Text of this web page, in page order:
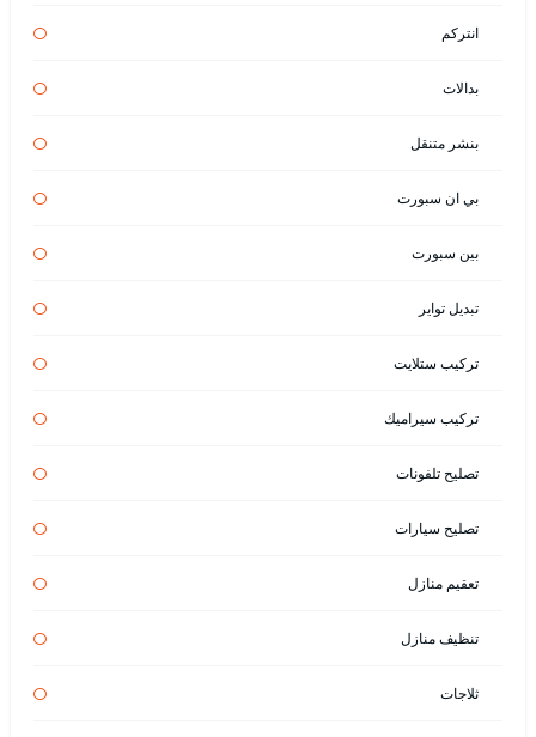
انتركم
بدالات
بنشر متنقل
بي ان سبورت
بين سبورت
تبديل تواير
تركيب ستلايت
تركيب سيراميك
تصليح تلفونات
تصليح سيارات
تعقيم منازل
تنظيف منازل
ثلاجات